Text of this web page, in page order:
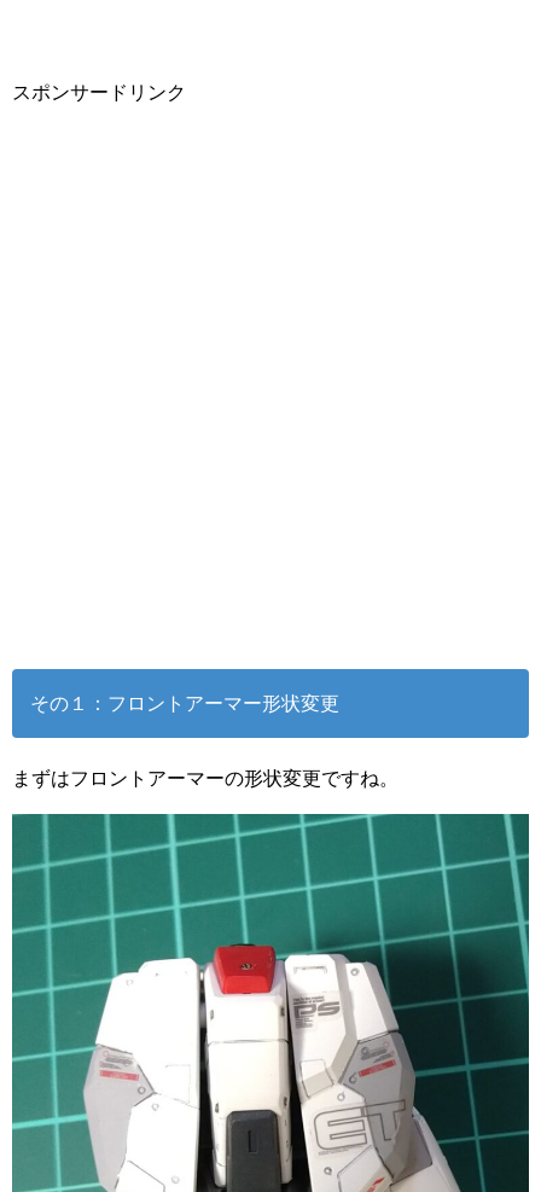
スポンサードリンク
その１：フロントアーマー形状変更
まずはフロントアーマーの形状変更ですね。